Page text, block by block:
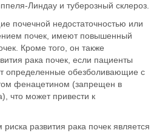
Линдау и туберозный склероз.
почечной недостаточностью или
почек, имеют повышенный
Кроме того, он также
рака почек, если пациенты
определенные обезболивающие с
фенацетином (запрещен в
что может привести к
развития рака почек является